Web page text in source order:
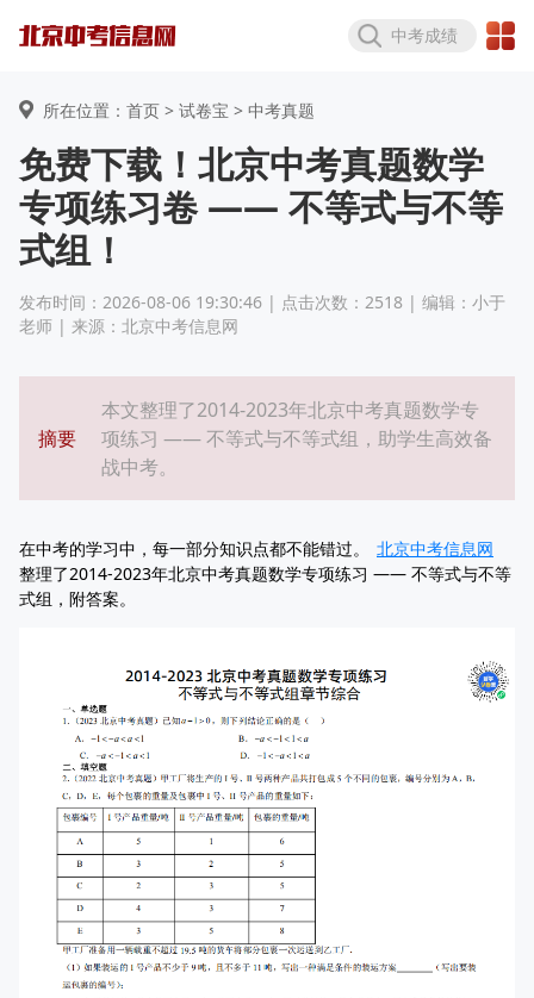
中考成绩
所在位置：首页 > 试卷宝 > 中考真题
免费下载！北京中考真题数学
专项练习卷 —— 不等式与不等
式组！
发布时间：2026-08-06 19:30:46 | 点击次数：2518 | 编辑：小于
老师 | 来源：北京中考信息网
摘要
本文整理了2014-2023年北京中考真题数学专
项练习 —— 不等式与不等式组，助学生高效备
战中考。
在中考的学习中，每一部分知识点都不能错过。
北京中考信息网
整理了2014-2023年北京中考真题数学专项练习 —— 不等式与不等
式组，附答案。